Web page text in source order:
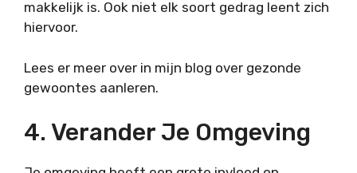
makkelijk is. Ook niet elk soort gedrag leent zich
hiervoor.
Lees er meer over in mijn blog over gezonde
gewoontes aanleren.
4. Verander Je Omgeving